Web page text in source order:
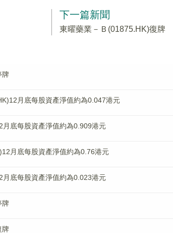
下一篇新聞
東曜藥業－Ｂ(01875.HK)復牌
牌
月底每股資產淨值約為0.047港元
底每股資產淨值約為0.909港元
月底每股資產淨值約為0.76港元
月底每股資產淨值約為0.023港元
牌
牌